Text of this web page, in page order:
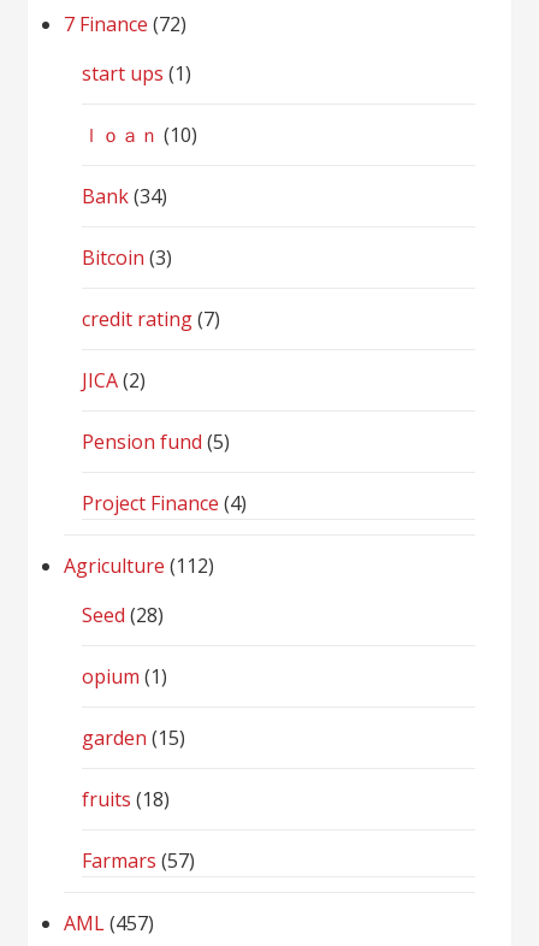
7 Finance (72)
start ups (1)
ｌｏａｎ (10)
Bank(34)
Bitcoin (3)
credit rating(7)
JICA(2)
Pension fund (5)
Project Finance (4)
Agriculture (112)
Seed (28)
opium (1)
garden (15)
fruits (18)
Farmars (57)
AML(457)